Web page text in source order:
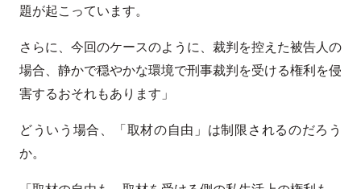
題が起こっています。
さらに、今回のケースのように、裁判を控えた被告人の
場合、静かで穏やかな環境で刑事裁判を受ける権利を侵
害するおそれもあります」
どういう場合、「取材の自由」は制限されるのだろう
か。